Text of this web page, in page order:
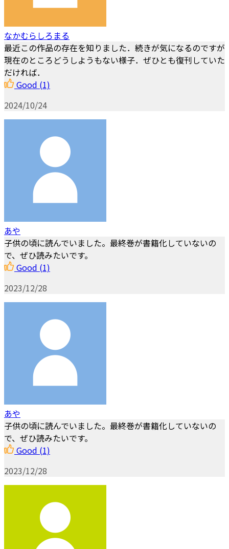
なかむらしろまる
最近この作品の存在を知りました．続きが気になるのですが
現在のところどうしようもない様子．ぜひとも復刊していた
だければ．
Good (1)
2024/10/24
あや
子供の頃に読んでいました。最終巻が書籍化していないの
で、ぜひ読みたいです。
Good (1)
2023/12/28
あや
子供の頃に読んでいました。最終巻が書籍化していないの
で、ぜひ読みたいです。
Good (1)
2023/12/28